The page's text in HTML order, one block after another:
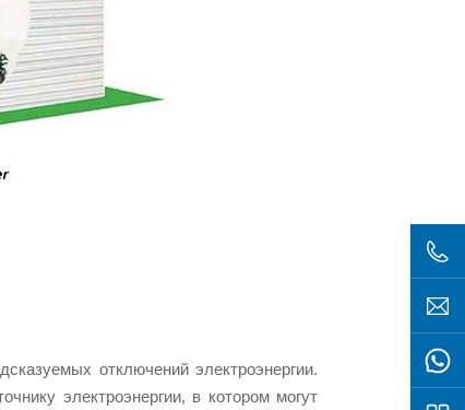
отключений электроэнергии.
электроэнергии, в котором могут